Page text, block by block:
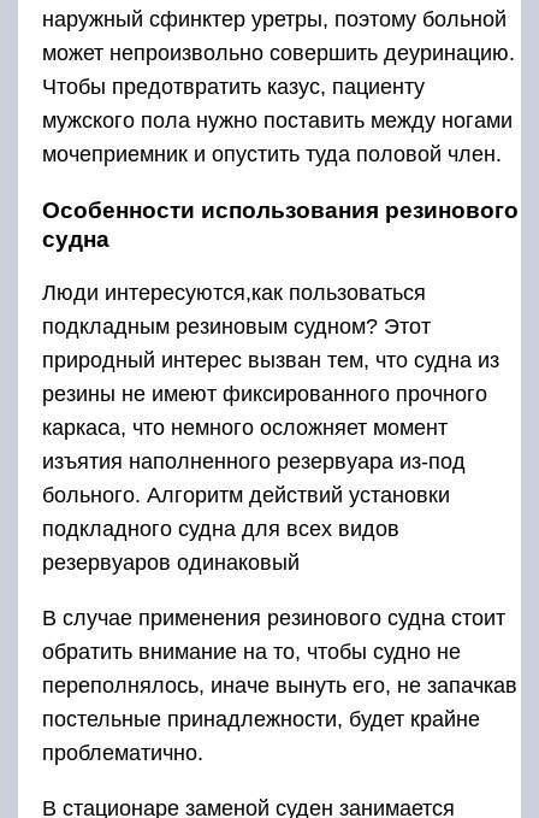
наружный сфинктер уретры, поэтому больной
может непроизвольно совершить деуринацию.
Чтобы предотвратить казус, пациенту
мужского пола нужно поставить между ногами
мочеприемник и опустить туда половой член.
Особенности использования резинового
судна
Люди интересуются,как пользоваться
подкладным резиновым судном? Этот
природный интерес вызван тем, что судна из
резины не имеют фиксированного прочного
каркаса, что немного осложняет момент
изъятия наполненного резервуара из-под
больного. Алгоритм действий установки
подкладного судна для всех видов
резервуаров одинаковый
В случае применения резинового судна стоит
обратить внимание на то, чтобы судно не
переполнялось, иначе вынуть его, не запачкав
постельные принадлежности, будет крайне
проблематично.
В стационаре заменой суден занимается